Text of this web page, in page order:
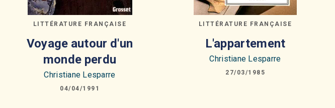
LITTÉRATURE FRANÇAISE
Voyage autour d'un
monde perdu
Christiane Lesparre
04/04/1991
LITTÉRATURE FRANÇAISE
L'appartement
Christiane Lesparre
27/03/1985